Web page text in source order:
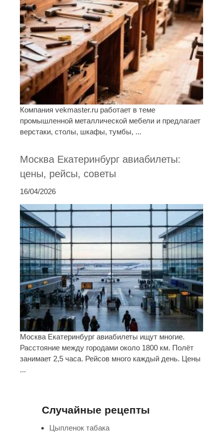
Компания vekmaster.ru работает в теме
промышленной металлической мебели и предлагает
верстаки, столы, шкафы, тумбы, ...
Москва Екатеринбург авиабилеты:
цены, рейсы, советы
16/04/2026
Москва Екатеринбург авиабилеты ищут многие.
Расстояние между городами около 1800 км. Полёт
занимает 2,5 часа. Рейсов много каждый день. Цены
...
Случайные рецепты
Цыпленок табака